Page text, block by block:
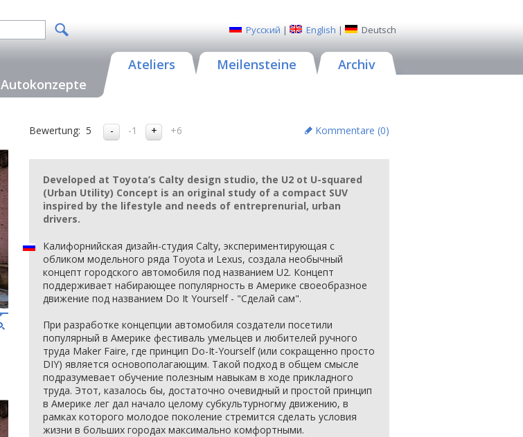
Русский | English | Deutsch
Autokonzepte
Ateliers Meilensteine Archiv
Bewertung: 5 -1 +6 Kommentare (0)
Developed at Toyota’s Calty design studio, the U2 ot U-squared
(Urban Utility) Concept is an original study of a compact SUV
inspired by the lifestyle and needs of entreprenurial, urban
drivers.
Калифорнийская дизайн-студия Calty, экспериментирующая с
обликом модельного ряда Toyota и Lexus, создала необычный
концепт городского автомобиля под названием U2. Концепт
поддерживает набирающее популярность в Америке своеобразное
движение под названием Do It Yourself - "Сделай сам".
При разработке концепции автомобиля создатели посетили
популярный в Америке фестиваль умельцев и любителей ручного
труда Maker Faire, где принцип Do-It-Yourself (или сокращенно просто
DIY) является основополагающим. Такой подход в общем смысле
подразумевает обучение полезным навыкам в ходе прикладного
труда. Этот, казалось бы, достаточно очевидный и простой принцип
в Америке лег дал начало целому субкультурногму движению, в
рамках которого молодое поколение стремится сделать условия
жизни в больших городах максимально комфортными.